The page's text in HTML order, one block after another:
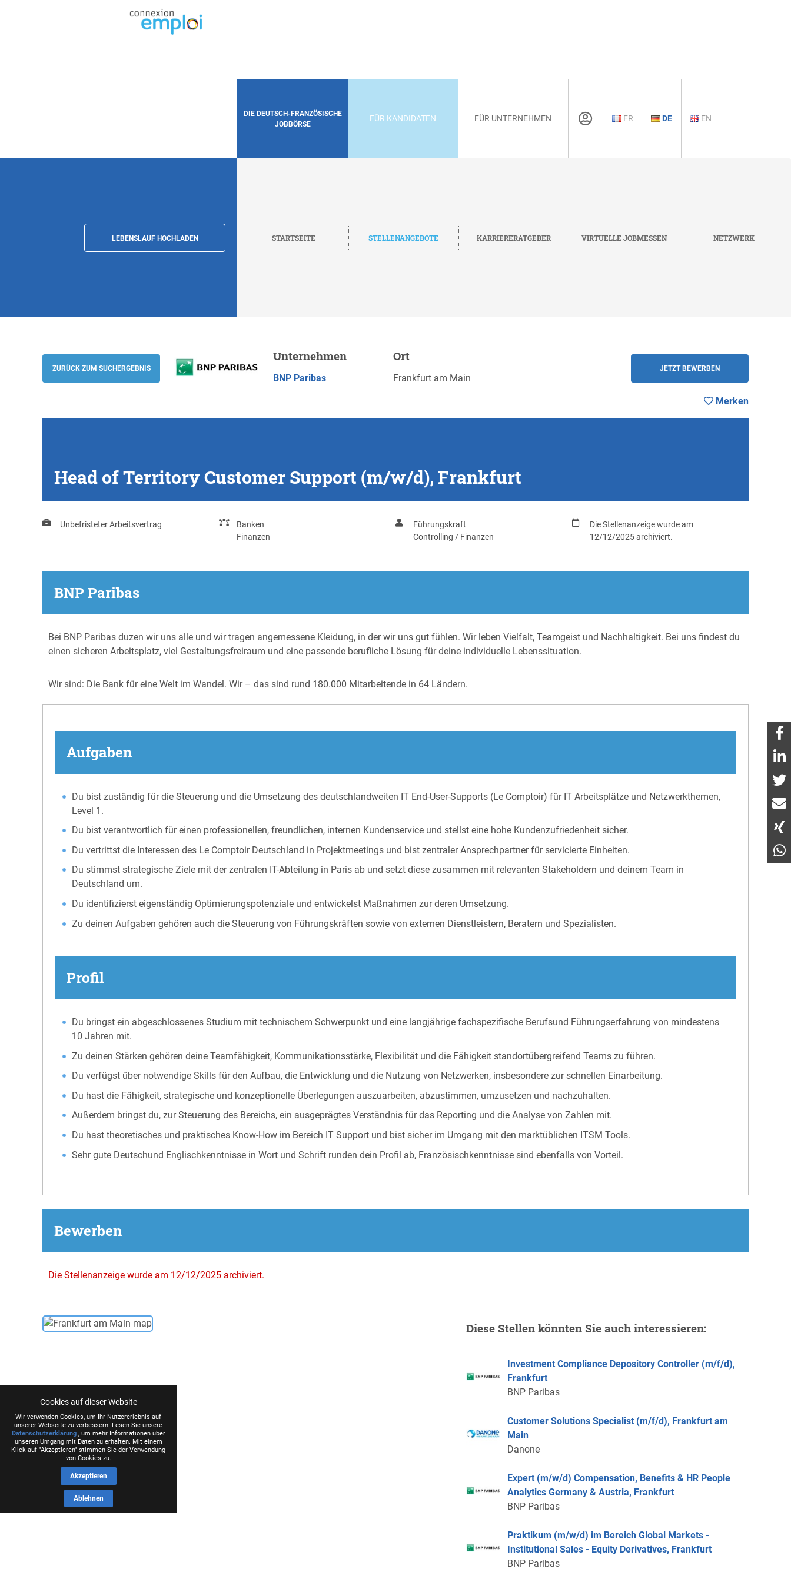
DIE DEUTSCH-FRANZÖSISCHE
JOBBÖRSE
FÜR KANDIDATEN FÜR UNTERNEHMEN FR DE EN
LEBENSLAUF HOCHLADEN STARTSEITE STELLENANGEBOTE KARRIERERATGEBER VIRTUELLE JOBMESSEN NETZWERK
BNP Paribas
JETZT BEWERBEN
ZURÜCK ZUM SUCHERGEBNIS
Unternehmen
BNP Paribas
Ort
Frankfurt am Main
JETZT BEWERBEN
Merken
Head of Territory Customer Support (m/w/d), Frankfurt
Unbefristeter Arbeitsvertrag
Banken
Finanzen
Führungskraft
Controlling / Finanzen
Die Stellenanzeige wurde am
12/12/2025 archiviert.
BNP Paribas
Bei BNP Paribas duzen wir uns alle und wir tragen angemessene Kleidung, in der wir uns gut fühlen. Wir leben Vielfalt, Teamgeist und Nachhaltigkeit. Bei uns findest du
einen sicheren Arbeitsplatz, viel Gestaltungsfreiraum und eine passende berufliche Lösung für deine individuelle Lebenssituation.
Wir sind: Die Bank für eine Welt im Wandel. Wir – das sind rund 180.000 Mitarbeitende in 64 Ländern.
Aufgaben
Du bist zuständig für die Steuerung und die Umsetzung des deutschlandweiten IT End-User-Supports (Le Comptoir) für IT Arbeitsplätze und Netzwerkthemen,
Level 1.
Du bist verantwortlich für einen professionellen, freundlichen, internen Kundenservice und stellst eine hohe Kundenzufriedenheit sicher.
Du vertrittst die Interessen des Le Comptoir Deutschland in Projektmeetings und bist zentraler Ansprechpartner für servicierte Einheiten.
Du stimmst strategische Ziele mit der zentralen IT-Abteilung in Paris ab und setzt diese zusammen mit relevanten Stakeholdern und deinem Team in
Deutschland um.
Du identifizierst eigenständig Optimierungspotenziale und entwickelst Maßnahmen zur deren Umsetzung.
Zu deinen Aufgaben gehören auch die Steuerung von Führungskräften sowie von externen Dienstleistern, Beratern und Spezialisten.
Profil
Du bringst ein abgeschlossenes Studium mit technischem Schwerpunkt und eine langjährige fachspezifische Berufsund Führungserfahrung von mindestens
10 Jahren mit.
Zu deinen Stärken gehören deine Teamfähigkeit, Kommunikationsstärke, Flexibilität und die Fähigkeit standortübergreifend Teams zu führen.
Du verfügst über notwendige Skills für den Aufbau, die Entwicklung und die Nutzung von Netzwerken, insbesondere zur schnellen Einarbeitung.
Du hast die Fähigkeit, strategische und konzeptionelle Überlegungen auszuarbeiten, abzustimmen, umzusetzen und nachzuhalten.
Außerdem bringst du, zur Steuerung des Bereichs, ein ausgeprägtes Verständnis für das Reporting und die Analyse von Zahlen mit.
Du hast theoretisches und praktisches Know-How im Bereich IT Support und bist sicher im Umgang mit den marktüblichen ITSM Tools.
Sehr gute Deutschund Englischkenntnisse in Wort und Schrift runden dein Profil ab, Französischkenntnisse sind ebenfalls von Vorteil.
Bewerben
Die Stellenanzeige wurde am 12/12/2025 archiviert.
Diese Stellen könnten Sie auch interessieren:
Investment Compliance Depository Controller (m/f/d),
Frankfurt
BNP Paribas
Customer Solutions Specialist (m/f/d), Frankfurt am
Main
Danone
Expert (m/w/d) Compensation, Benefits & HR People
Analytics Germany & Austria, Frankfurt
BNP Paribas
Praktikum (m/w/d) im Bereich Global Markets -
Institutional Sales - Equity Derivatives, Frankfurt
BNP Paribas
Cookies auf dieser Website
Wir verwenden Cookies, um Ihr Nutzererlebnis auf
unserer Webseite zu verbessern. Lesen Sie unsere
Datenschutzerklärung, um mehr Informationen über
unseren Umgang mit Daten zu erhalten. Mit einem
Klick auf "Akzeptieren" stimmen Sie der Verwendung
von Cookies zu.
Akzeptieren
Ablehnen